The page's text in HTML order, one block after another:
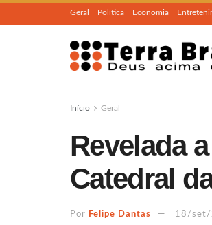
Geral Política Economia
Início Geral
Revelada
Catedral
Por Felipe Dantas 18/set/